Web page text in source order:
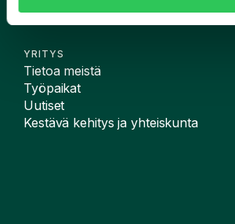
Lankanumero ja softapuhelin
YRITYS
Tietoa meistä
Työpaikat
Uutiset
Kestävä kehitys ja yhteiskunta